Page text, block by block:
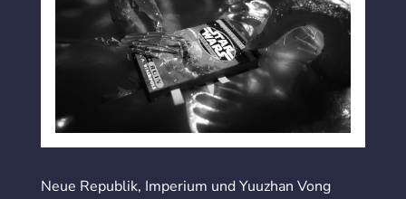
Neue Republik, Imperium und Yuuzhan Vong